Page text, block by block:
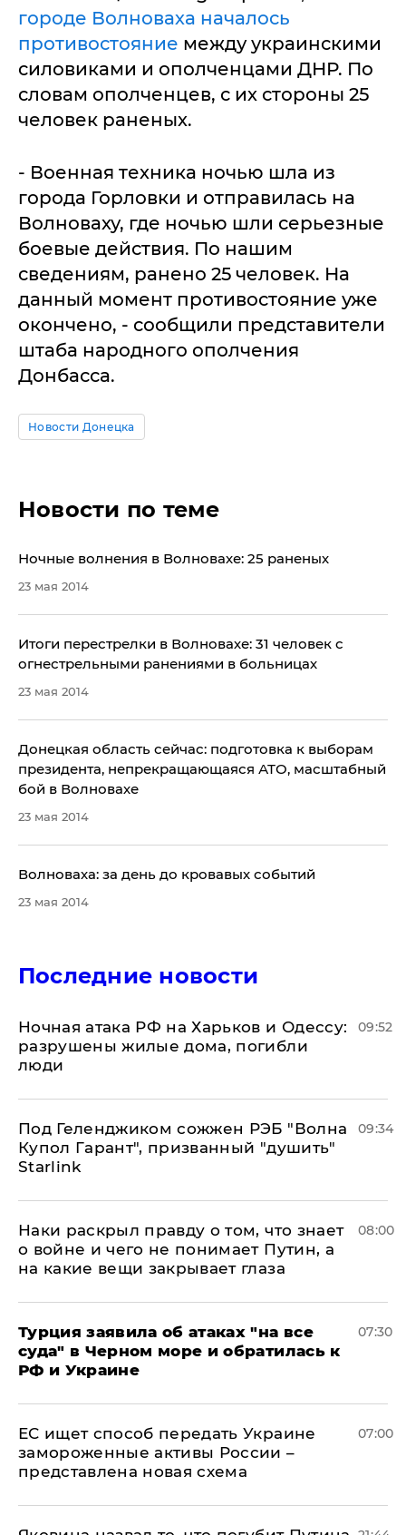
городе Волноваха началось
противостояние между украинскими
силовиками и ополченцами ДНР. По
словам ополченцев, с их стороны 25
человек раненых.
- Военная техника ночью шла из
города Горловки и отправилась на
Волноваху, где ночью шли серьезные
боевые действия. По нашим
сведениям, ранено 25 человек. На
данный момент противостояние уже
окончено, - сообщили представители
штаба народного ополчения
Донбасса.
Новости Донецка
Новости по теме
Ночные волнения в Волновахе: 25 раненых
23 мая 2014
​Итоги перестрелки в Волновахе: 31 человек с
огнестрельными ранениями в больницах
23 мая 2014
Донецкая область сейчас: подготовка к выборам
президента, непрекращающаяся АТО, масштабный
бой в Волновахе
23 мая 2014
Волноваха: за день до кровавых событий
23 мая 2014
Последние новости
​Ночная атака РФ на Харьков и Одессу:
разрушены жилые дома, погибли
люди
09:52
Под Геленджиком сожжен РЭБ "Волна
Купол Гарант", призванный "душить"
Starlink
09:34
Наки раскрыл правду о том, что знает
о войне и чего не понимает Путин, а
на какие вещи закрывает глаза
08:00
Турция заявила об атаках "на все
суда" в Черном море и обратилась к
РФ и Украине
07:30
ЕС ищет способ передать Украине
замороженные активы России –
представлена новая схема
07:00